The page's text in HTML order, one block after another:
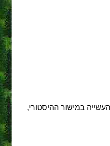
במישור ההיסטורי,